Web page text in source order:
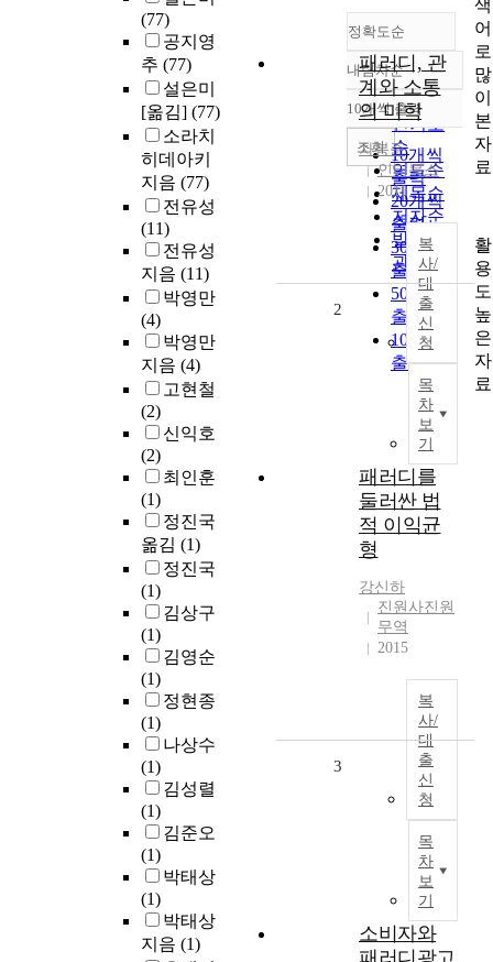
(77)
공지영
추 (77)
설은미
[옮김] (77)
소라치
히데아키
지음 (77)
전유성
(11)
전유성
지음 (11)
박영만
(4)
박영만
지음 (4)
고현철
(2)
신익호
(2)
최인훈
(1)
정진국
옮김 (1)
정진국
(1)
김상구
(1)
김영순
(1)
정현종
(1)
나상수
(1)
김성렬
(1)
김준오
(1)
박태상
(1)
박태상
지음 (1)
정확도순
정확도
순
인기도
순
연도순
제목순
저자순
발행기
관순
내림차순
내림차순
10개씩 출력
10개씩
출력
20개씩
출력
30개씩
출력
50개씩
출력
100개씩
출력
조회
패러디, 관
계와 소통
의 미학
차봉준
인터북스
2011
복
사/
대
출
신
청
목
차
보
기
2
패러디를
둘러싼 법
적 이익균
형
강신하
진원사진원
무역
2015
복
사/
대
출
신
청
목
차
보
기
3
소비자와
색
어
로
많
이
본
자
료
활
용
도
높
은
자
료